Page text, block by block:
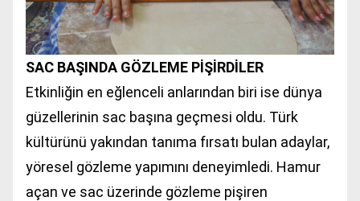
SAC BAŞINDA GÖZLEME PİŞİRDİLER
Etkinliğin en eğlenceli anlarından biri ise dünya
güzellerinin sac başına geçmesi oldu. Türk
kültürünü yakından tanıma fırsatı bulan adaylar,
yöresel gözleme yapımını deneyimledi. Hamur
açan ve sac üzerinde gözleme pişiren